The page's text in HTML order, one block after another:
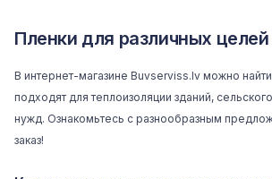
Пленки для различных
В интернет-магазине Buvserviss.lv можно
подходят для теплоизоляции зданий,
нужд. Ознакомьтесь с разнообразным
заказ!